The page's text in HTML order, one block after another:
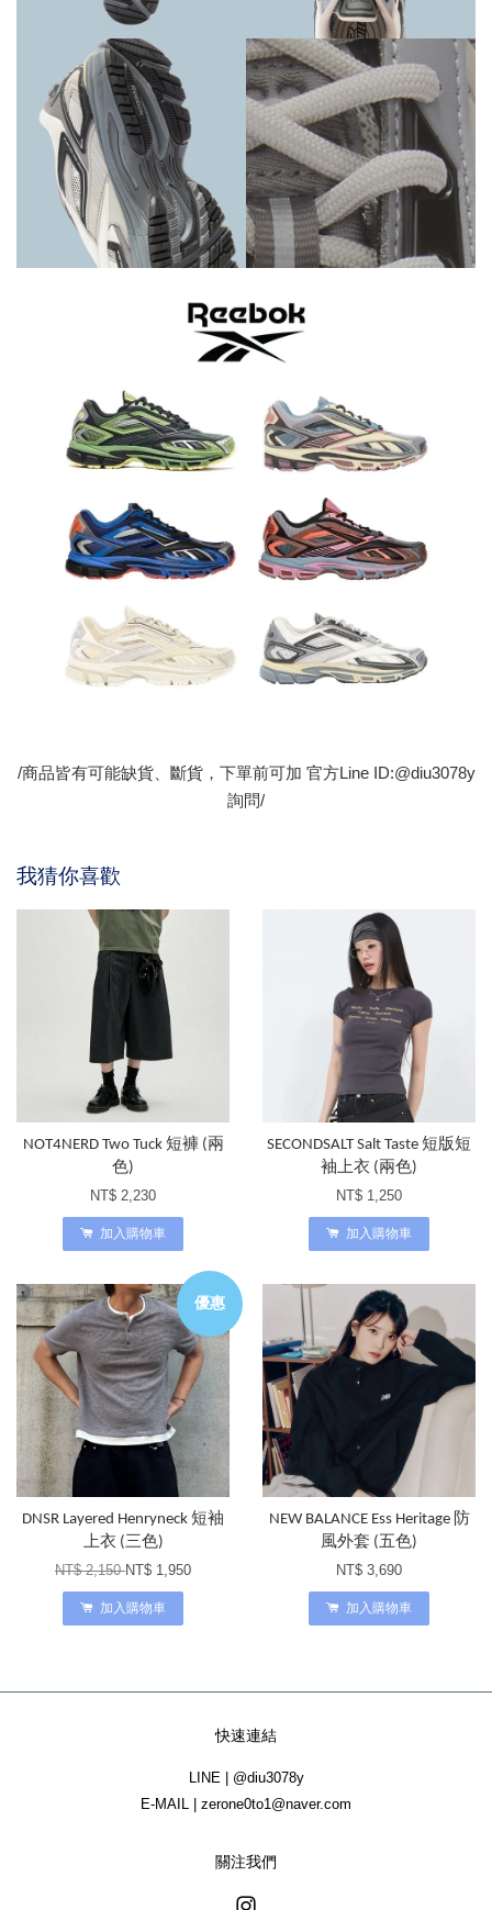
/商品皆有可能缺貨、斷貨，下單前可加 官方Line ID:@diu3078y
詢問/
我猜你喜歡
NOT4NERD Two Tuck 短褲 (兩
色)
NT$ 2,230
加入購物車
SECONDSALT Salt Taste 短版短
袖上衣 (兩色)
NT$ 1,250
加入購物車
優惠
DNSR Layered Henryneck 短袖
上衣 (三色)
NT$ 2,150NT$ 1,950
加入購物車
NEW BALANCE Ess Heritage 防
風外套 (五色)
NT$ 3,690
加入購物車
快速連結
LINE | @diu3078y
E-MAIL | zerone0to1@naver.com
關注我們